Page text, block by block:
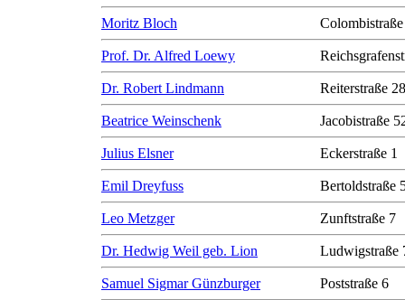
Moritz Bloch
Prof. Dr. Alfred Loewy
Dr. Robert Lindmann Reiterstraße 28
Beatrice Weinschenk Jacobistraße
Julius Elsner Eckerstraße 1
Emil Dreyfuss Bertoldstraße
Leo Metzger Zunftstraße 7
Dr. Hedwig Weil geb. Lion Ludwigstraße
Samuel Sigmar Günzburger Poststraße 6